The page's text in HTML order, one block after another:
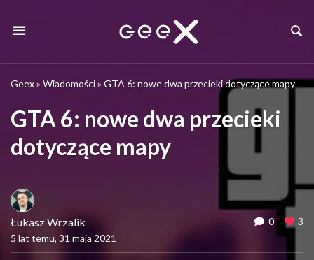
Geex» Wiadomości» GTA 6: nowe dwa przecieki dotyczące mapy
GTA 6: nowe dwa przecieki
dotyczące mapy
Łukasz Wrzalik
5 lat temu, 31 maja 2021
0 3